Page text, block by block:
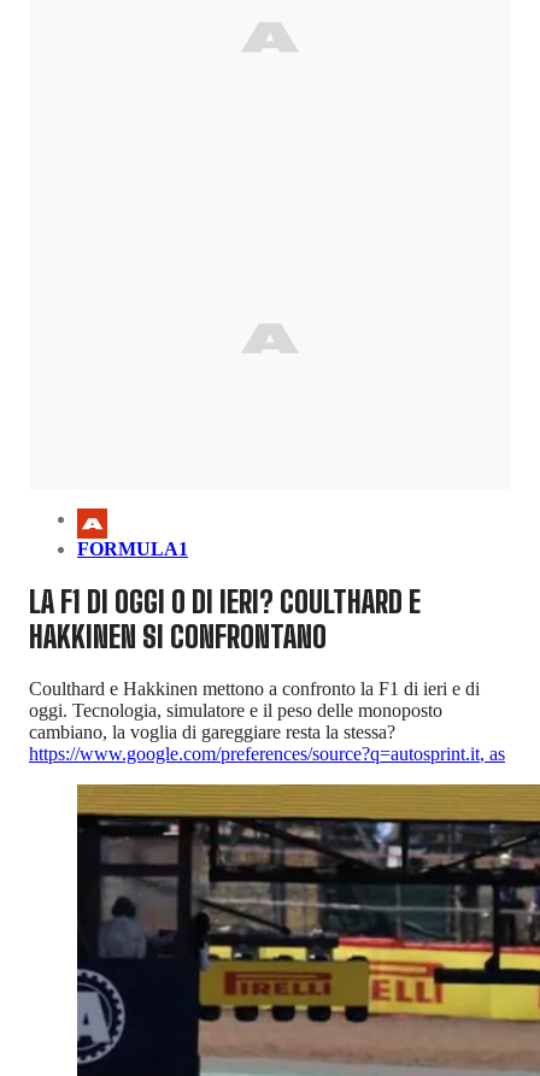
FORMULA1
LA F1 DI OGGI O DI IERI? COULTHARD E
HAKKINEN SI CONFRONTANO
Coulthard e Hakkinen mettono a confronto la F1 di ieri e di
oggi. Tecnologia, simulatore e il peso delle monoposto
cambiano, la voglia di gareggiare resta la stessa?
https://www.google.com/preferences/source?q=autosprint.it, as